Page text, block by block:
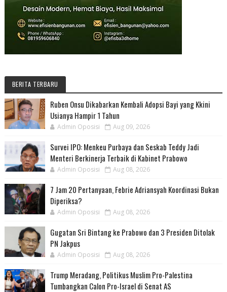
BERITA TERBARU
Ruben Onsu Dikabarkan Kembali Adopsi Bayi yang Kkini
Usianya Hampir 1 Tahun
Admin Oposisi Aug 09, 2026
Survei IPO: Menkeu Purbaya dan Seskab Teddy Jadi
Menteri Berkinerja Terbaik di Kabinet Prabowo
Admin Oposisi Aug 08, 2026
7 Jam 20 Pertanyaan, Febrie Adriansyah Koordinasi Bukan
Diperiksa?
Admin Oposisi Aug 08, 2026
Gugatan Sri Bintang ke Prabowo dan 3 Presiden Ditolak
PN Jakpus
Admin Oposisi Aug 08, 2026
Trump Meradang, Politikus Muslim Pro-Palestina
Tumbangkan Calon Pro-Israel di Senat AS